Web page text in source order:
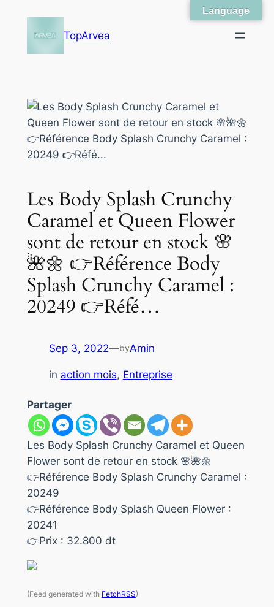
TopArvea
Les Body Splash Crunchy
Caramel et Queen Flower
sont de retour en stock 🌸
🌺🌼 👉Référence Body
Splash Crunchy Caramel :
20249 👉Réfé…
Sep 3, 2022—byAmin
in action mois, Entreprise
Partager
Les Body Splash Crunchy Caramel et Queen
Flower sont de retour en stock 🌸🌺🌼
👉Référence Body Splash Crunchy Caramel :
20249
👉Référence Body Splash Queen Flower :
20241
👉Prix : 32.800 dt
(Feed generated with FetchRSS)
Language